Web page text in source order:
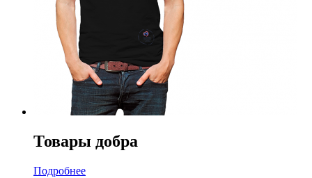
Товары добра
Подробнее